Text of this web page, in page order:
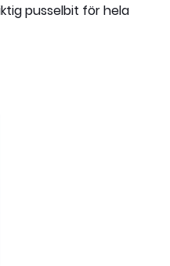
pusselbit för hela